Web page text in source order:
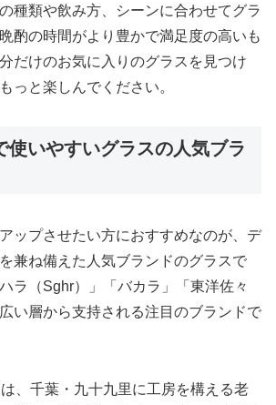
種類や飲み方、シーンに合わせてグラ
酌の時間がより豊かで満足度の高いも
だけのお気に入りのグラスを見つけ
っと楽しんでください。
使いやすいグラスの人気ブラ
ップさせたい方におすすめなのが、デ
兼ね備えた人気ブランドのグラスで
ラ（Sghr）」「バカラ」「東洋佐々
い層から支持される注目のブランドで
、千葉・九十九里に工房を構える老